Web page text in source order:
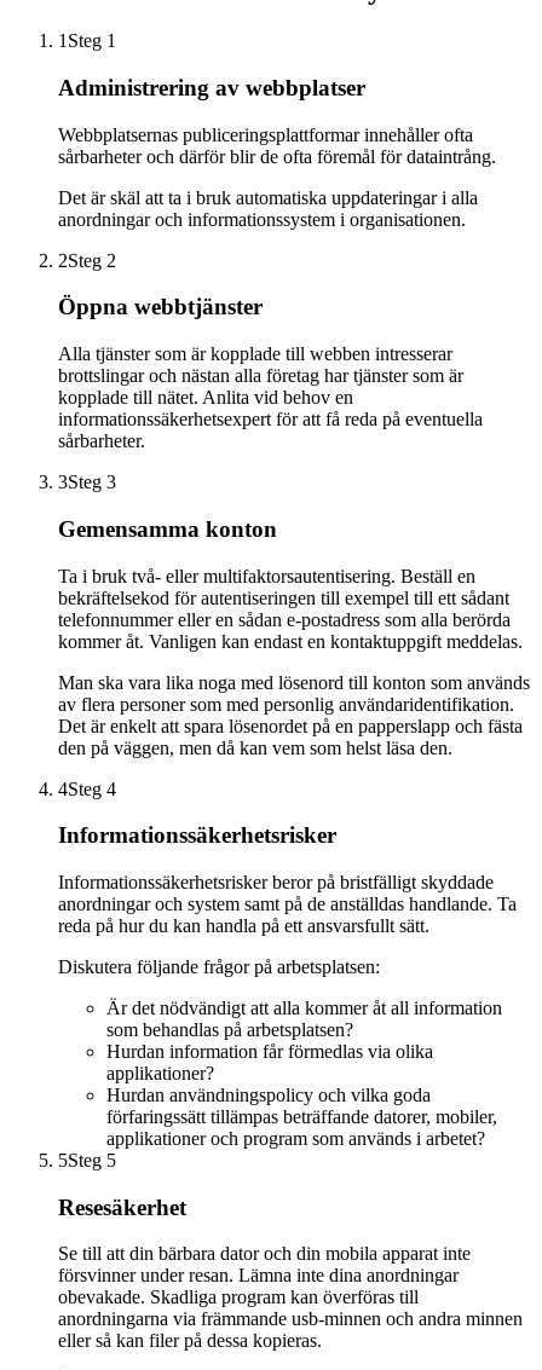
1 Steg 1
Administrering av webbplatser
Webbplatsernas publiceringsplattformar innehåller ofta
sårbarheter och därför blir de ofta föremål för dataintrång.
Det är skäl att ta i bruk automatiska uppdateringar i alla
anordningar och informationssystem i organisationen.
2Steg 2
Öppna webbtjänster
Alla tjänster som är kopplade till webben intresserar
brottslingar och nästan alla företag har tjänster som är
kopplade till nätet. Anlita vid behov en
informationssäkerhetsexpert för att få reda på eventuella
sårbarheter.
3Steg 3
Gemensamma konton
Ta i bruk två- eller multifaktorsautentisering. Beställ en
bekräftelsekod för autentiseringen till exempel till ett sådant
telefonnummer eller en sådan e-postadress som alla berörda
kommer åt. Vanligen kan endast en kontaktuppgift meddelas.
Man ska vara lika noga med lösenord till konton som används
av flera personer som med personlig användaridentifikation.
Det är enkelt att spara lösenordet på en papperslapp och fästa
den på väggen, men då kan vem som helst läsa den.
4Steg 4
Informationssäkerhetsrisker
Informationssäkerhetsrisker beror på bristfälligt skyddade
anordningar och system samt på de anställdas handlande. Ta
reda på hur du kan handla på ett ansvarsfullt sätt.
Diskutera följande frågor på arbetsplatsen:
Är det nödvändigt att alla kommer åt all information
som behandlas på arbetsplatsen?
Hurdan information får förmedlas via olika
applikationer?
Hurdan användningspolicy och vilka goda
förfaringssätt tillämpas beträffande datorer, mobiler,
applikationer och program som används i arbetet?
5Steg 5
Resesäkerhet
Se till att din bärbara dator och din mobila apparat inte
försvinner under resan. Lämna inte dina anordningar
obevakade. Skadliga program kan överföras till
anordningarna via främmande usb-minnen och andra minnen
eller så kan filer på dessa kopieras.